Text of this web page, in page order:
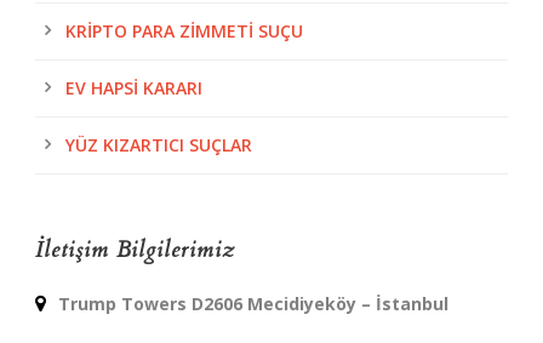
KRIPTO PARA ZIMMETI SUÇU
EV HAPSI KARARI
YÜZ KIZARTICI SUÇLAR
İletişim Bilgilerimiz
Trump Towers D2606 Mecidiyeköy – İstanbul